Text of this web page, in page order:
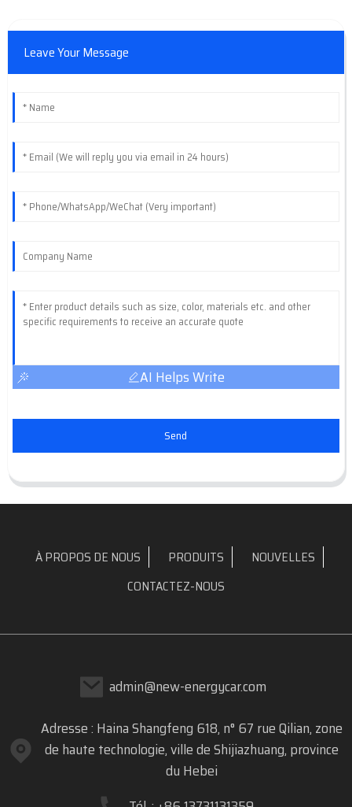
Leave Your Message
AI Helps Write
Send
À PROPOS DE NOUS PRODUITS
NOUVELLES
CONTACTEZ-NOUS
admin@new-energycar.com
Adresse : Haina Shangfeng 618, n° 67 rue Qilian, zone
de haute technologie, ville de Shijiazhuang, province
du Hebei